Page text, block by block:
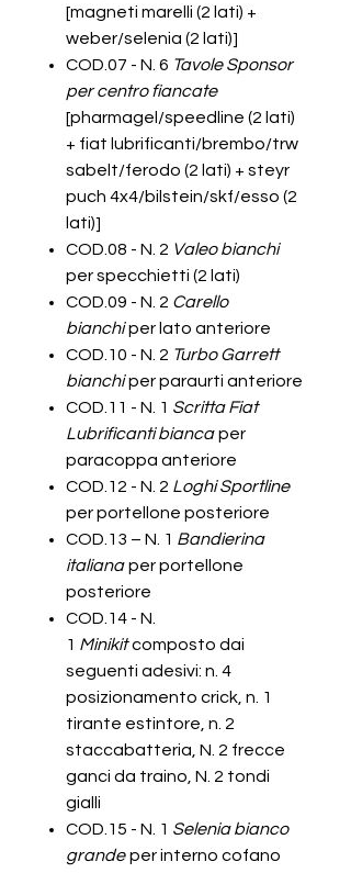
[magneti marelli (2 lati) +
weber/selenia (2 lati)]
COD.07 - N. 6 Tavole Sponsor
per centro fiancate
[pharmagel/speedline (2 lati)
+ fiat lubrificanti/brembo/trw
sabelt/ferodo (2 lati) + steyr
puch 4x4/bilstein/skf/esso (2
lati)]
COD.08 - N. 2 Valeo bianchi
per specchietti (2 lati)
COD.09 - N. 2 Carello
bianchiper lato anteriore
COD.10 - N. 2 Turbo Garrett
bianchiper paraurti anteriore
COD.11 - N. 1 Scritta Fiat
Lubrificanti biancaper
paracoppa anteriore
COD.12 - N. 2 Loghi Sportline
per portellone posteriore
COD.13 – N. 1 Bandierina
italiana per portellone
posteriore
COD.14 - N.
1 Minikitcomposto dai
seguenti adesivi: n. 4
posizionamento crick, n. 1
tirante estintore, n. 2
staccabatteria, N. 2 frecce
ganci da traino, N. 2 tondi
gialli
COD.15 - N. 1 Selenia bianco
grande per interno cofano